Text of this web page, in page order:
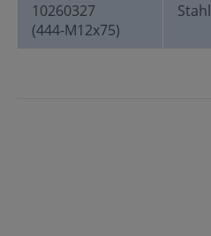
10260327
(444-M12x75)
Stahl